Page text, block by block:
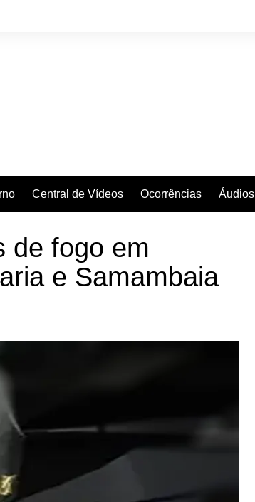
Central de Vídeos Ocorrências Áudios
de fogo em
e Samambaia